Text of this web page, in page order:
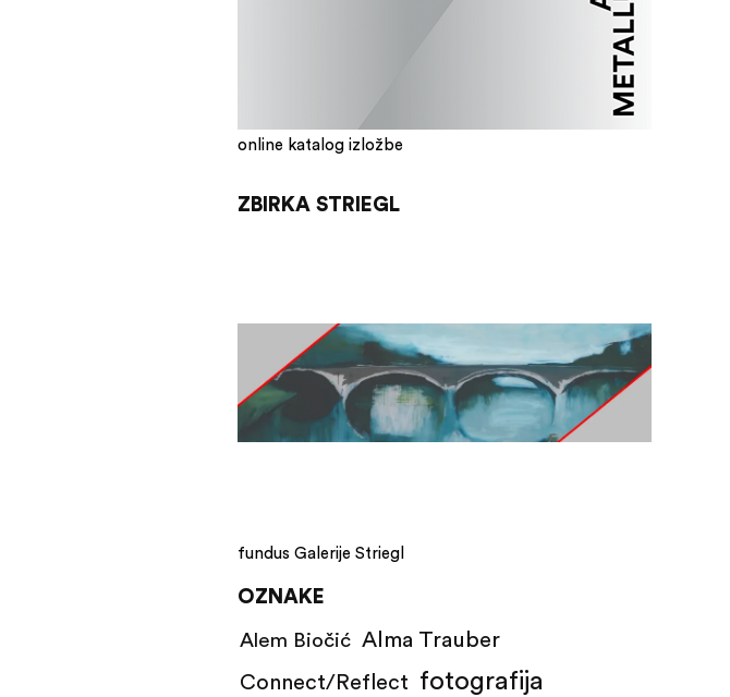
online katalog izložbe
ZBIRKA STRIEGL
fundus Galerije Striegl
OZNAKE
Alem Biočić Alma Trauber
Connect/Reflect fotografija